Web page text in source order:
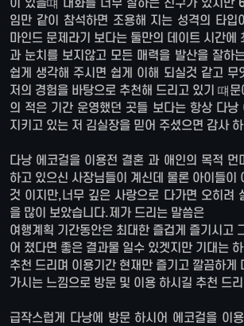
임만 같이 참석하면 조용해 지는 성격의 타입
마인드 문제라기 보다는 둘만의 데이트 시간에
과 눈치를 보지않고 모든 매력을 발산을 잘하
쉽게 생각해 주시면 쉽게 이해 되실것 같고 무
저의 경험을 바탕으로 추천해 드리고 있기 떄
의 적은 기간 운영했던 곳들 보다는 항상 다낭
지키고 있는 저 김실장을 믿어 주셨으면 감사
다낭 에코걸을 이용전 결혼 과 애인의 목적 먼
하고 있으신 사장님들이 계신데 물론 아이들이
것 이지만,너무 깊은 사랑으로 다가면 오히려
을 많이 보았습니다.제가 드리는 말씀은
여행계획 기간동안은 최대한 즐겁게 즐기시고
어 졌다면 좋은 결과물 일수 있겟지만 기대는
추천 드리며 이용기간 현재만 즐기고 깔끔하게
가시는 느낌으로 방문 및 이용 하시길 추천 드
급작스럽게 다낭에 방문 하시어 에코걸을 이